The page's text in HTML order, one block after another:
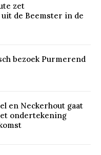
zet
de Beemster in de
bezoek Purmerend
en Neckerhout gaat
ondertekening